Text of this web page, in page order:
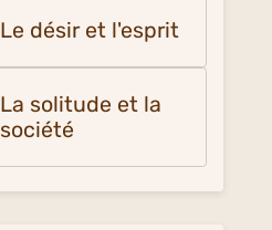
Le désir et l'esprit
La solitude et la
société